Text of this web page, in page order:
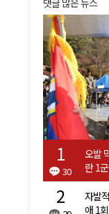
댓글 많은 뉴스
30
오발
란 1
자발
애 1